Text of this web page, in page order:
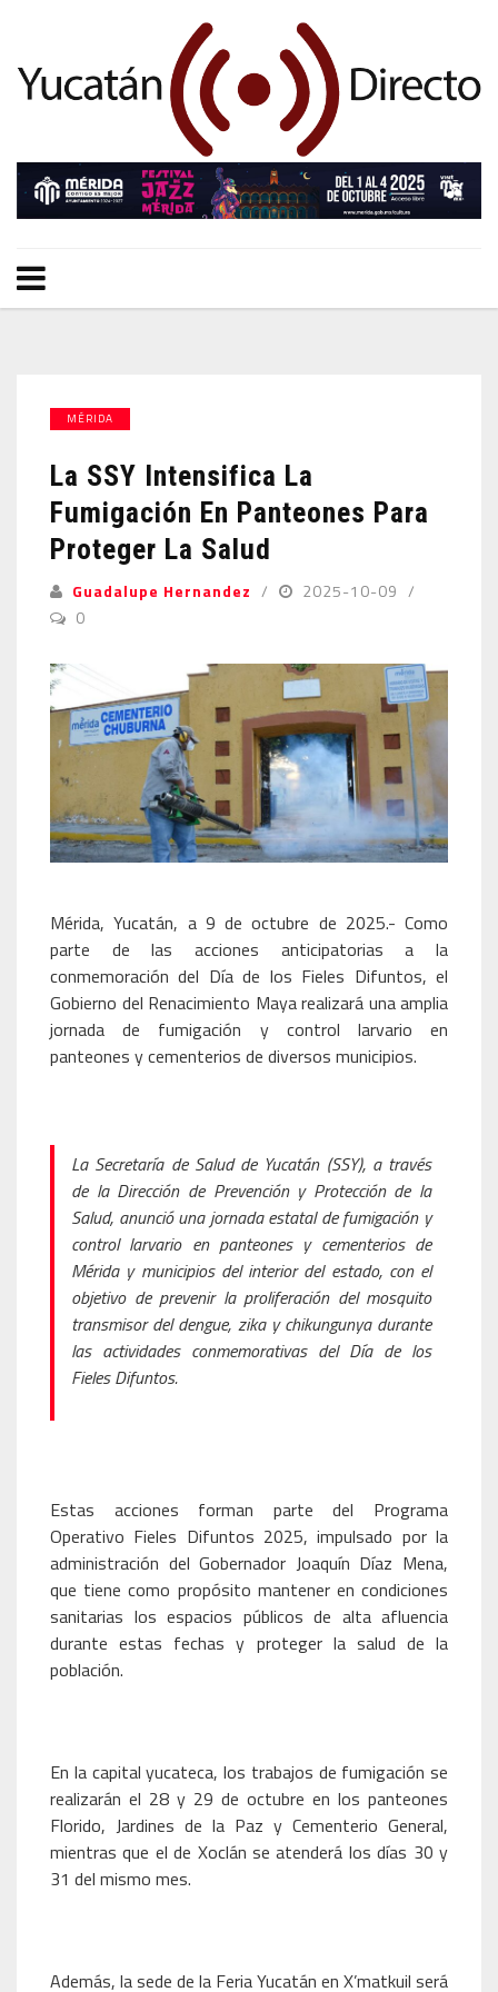
MÉRIDA
La SSY Intensifica La
Fumigación En Panteones Para
Proteger La Salud
Guadalupe Hernandez
2025-10-09
0
Mérida, Yucatán, a 9 de octubre de 2025.- Como
parte de las acciones anticipatorias a la
conmemoración del Día de los Fieles Difuntos, el
Gobierno del Renacimiento Maya realizará una amplia
jornada de fumigación y control larvario en
panteones y cementerios de diversos municipios.
La Secretaría de Salud de Yucatán (SSY), a través
de la Dirección de Prevención y Protección de la
Salud, anunció una jornada estatal de fumigación y
control larvario en panteones y cementerios de
Mérida y municipios del interior del estado, con el
objetivo de prevenir la proliferación del mosquito
transmisor del dengue, zika y chikungunya durante
las actividades conmemorativas del Día de los
Fieles Difuntos.
Estas acciones forman parte del Programa
Operativo Fieles Difuntos 2025, impulsado por la
administración del Gobernador Joaquín Díaz Mena,
que tiene como propósito mantener en condiciones
sanitarias los espacios públicos de alta afluencia
durante estas fechas y proteger la salud de la
población.
En la capital yucateca, los trabajos de fumigación se
realizarán el 28 y 29 de octubre en los panteones
Florido, Jardines de la Paz y Cementerio General,
mientras que el de Xoclán se atenderá los días 30 y
31 del mismo mes.
Además, la sede de la Feria Yucatán en X’matkuil será